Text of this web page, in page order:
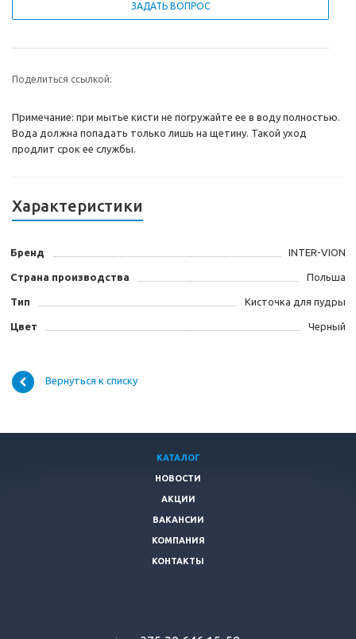
ЗАДАТЬ ВОПРОС
Поделиться ссылкой:
Примечание: при мытье кисти не погружайте ее в воду полностью.
Вода должна попадать только лишь на щетину. Такой уход
продлит срок ее службы.
Характеристики
Бренд INTER-VION
Страна производства Польша
Тип Кисточка для пудры
Цвет Черный
Вернуться к списку
КАТАЛОГ
НОВОСТИ
АКЦИИ
ВАКАНСИИ
КОМПАНИЯ
КОНТАКТЫ